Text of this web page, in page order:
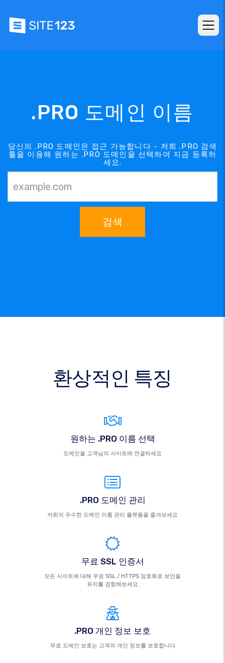
.PRO 도메인 이름
당신의 .PRO 도메인은 접근 가능합니다 - 저희 .PRO 검색
툴을 이용해 원하는 .PRO 도메인을 선택하여 지금 등록하
세요.
검색
환상적인 특징
원하는 .PRO 이름 선택
도메인을 고객님의 사이트에 연결하세요
.PRO 도메인 관리
저희의 우수한 도메인 이름 관리 플랫폼을 즐겨보세요
무료 SSL 인증서
모든 사이트에 대해 무료 SSL / HTTPS 암호화로 보안을
유지를 경험해보세요
.PRO 개인 정보 보호
무료 도메인 보호는 고객의 개인 정보를 보호합니다